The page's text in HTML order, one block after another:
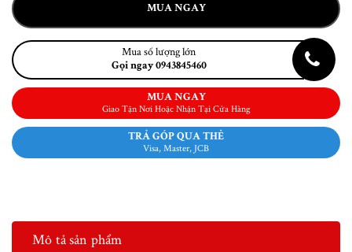
MUA NGAY
Mua số lượng lớn
Gọi ngay 0943845460
MUA NGAY
Giao Tận Nơi Hoặc Nhận Tại Cửa Hàng
TRẢ GÓP QUA THẺ
Visa, Master, JCB
Mô tả sản phẩm